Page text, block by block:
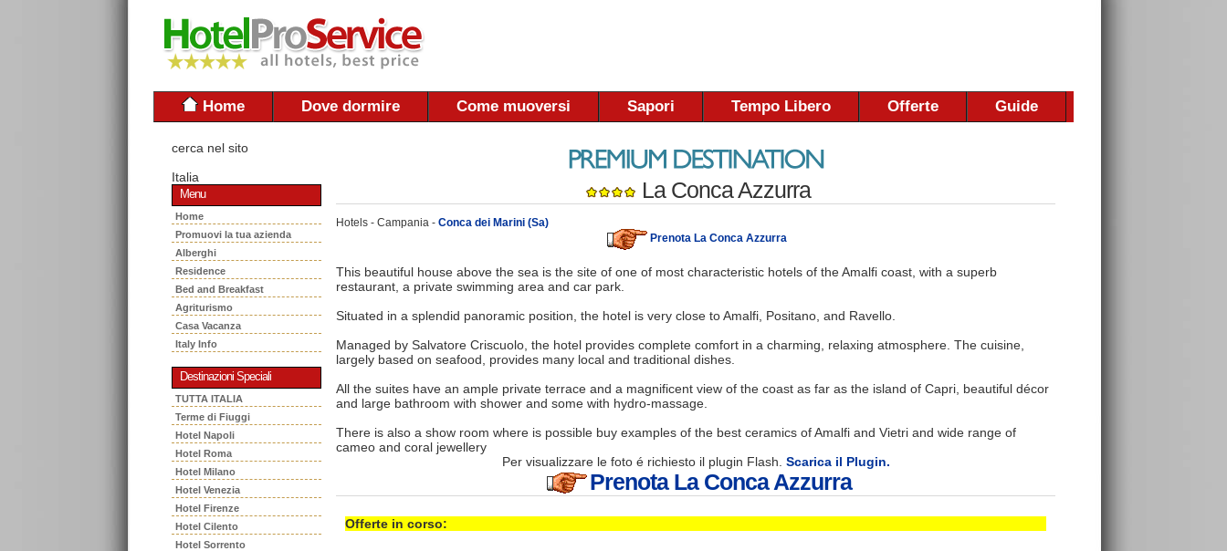
Home Dove dormire Come muoversi Sapori Tempo Libero Offerte Guide
cerca nel sito
Italia
Menu
Home
Promuovi la tua azienda
Alberghi
Residence
Bed and Breakfast
Agriturismo
Casa Vacanza
Italy Info
Destinazioni Speciali
TUTTA ITALIA
Terme di Fiuggi
Hotel Napoli
Hotel Roma
Hotel Milano
Hotel Venezia
Hotel Firenze
Hotel Cilento
Hotel Sorrento
La Conca Azzurra
Hotels - Campania - Conca dei Marini (Sa)
Prenota La Conca Azzurra
This beautiful house above the sea is the site of one of most characteristic hotels of the Amalfi coast, with a superb
restaurant, a private swimming area and car park.
Situated in a splendid panoramic position, the hotel is very close to Amalfi, Positano, and Ravello.
Managed by Salvatore Criscuolo, the hotel provides complete comfort in a charming, relaxing atmosphere. The cuisine,
largely based on seafood, provides many local and traditional dishes.
All the suites have an ample private terrace and a magnificent view of the coast as far as the island of Capri, beautiful décor
and large bathroom with shower and some with hydro-massage.
There is also a show room where is possible buy examples of the best ceramics of Amalfi and Vietri and wide range of
cameo and coral jewellery
Per visualizzare le foto é richiesto il plugin Flash. Scarica il Plugin.
Prenota La Conca Azzurra
Offerte in corso: